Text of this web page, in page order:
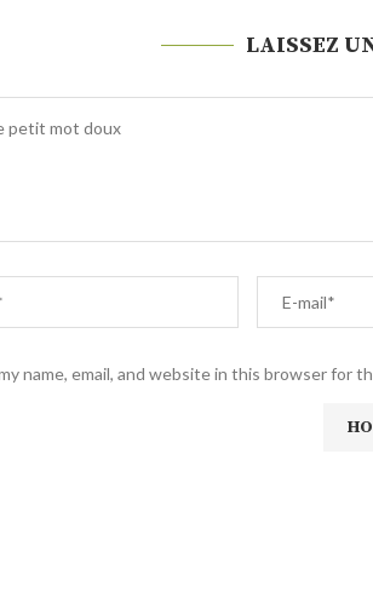
LAISSEZ
name, email, and website in this browser for